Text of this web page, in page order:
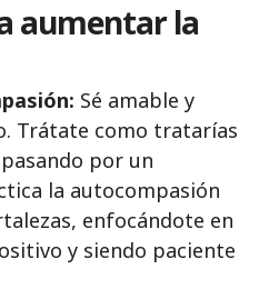
aumentar la
Sé amable y
Trátate como tratarías
por un
la autocompasión
enfocándote en
y siendo paciente